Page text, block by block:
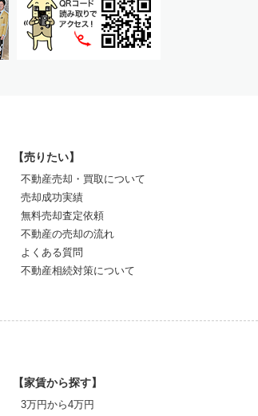
【売りたい】
不動産売却・買取について
売却成功実績
無料売却査定依頼
不動産の売却の流れ
よくある質問
不動産相続対策について
【家賃から探す】
3万円から4万円